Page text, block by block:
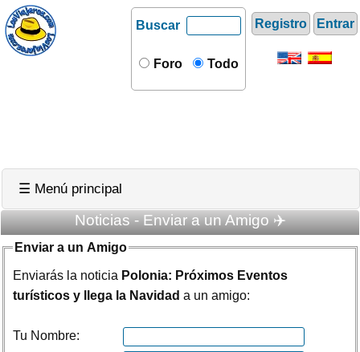
Registro Entrar
Buscar
Foro Todo
☰ Menú principal
Noticias - Enviar a un Amigo ✈️
Enviar a un Amigo
Enviarás la noticia Polonia: Próximos Eventos
turísticos y llega la Navidad a un amigo:
Tu Nombre: